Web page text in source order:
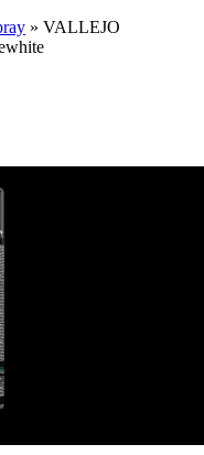
» VALLEJO